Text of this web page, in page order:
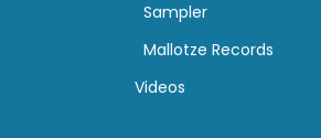
Sampler
Mallotze Records
Videos